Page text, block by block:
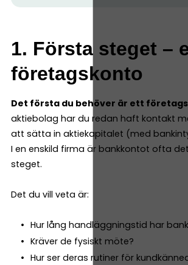
1. Första steget –
företagskonto
Det första du behöver är ett
aktiebolag har du redan haft kontakt
att sätta in aktiekapitalet (med
I en enskild firma är bankkontot ofta
steget.
Det du vill veta är:
Hur lång handläggningstid har
Kräver de fysiskt möte?
Hur ser deras rutiner för